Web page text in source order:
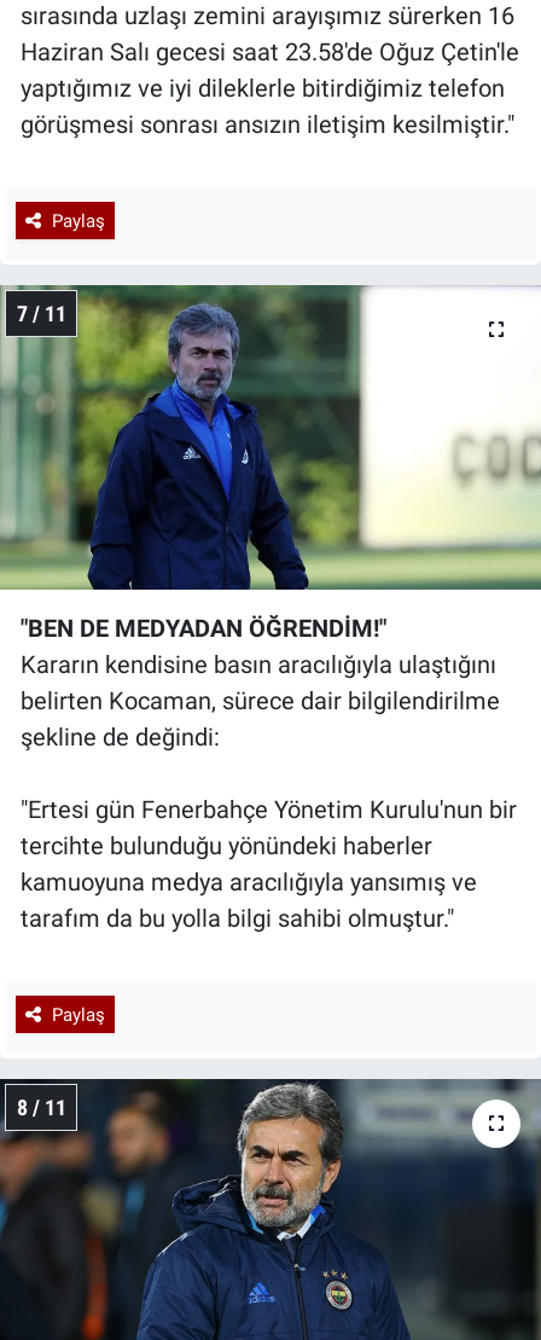
sırasında uzlaşı zemini arayışımız sürerken 16
Haziran Salı gecesi saat 23.58'de Oğuz Çetin'le
yaptığımız ve iyi dileklerle bitirdiğimiz telefon
görüşmesi sonrası ansızın iletişim kesilmiştir."
Paylaş
7 / 11
"BEN DE MEDYADAN ÖĞRENDİM!"
Kararın kendisine basın aracılığıyla ulaştığını
belirten Kocaman, sürece dair bilgilendirilme
şekline de değindi:
"Ertesi gün Fenerbahçe Yönetim Kurulu'nun bir
tercihte bulunduğu yönündeki haberler
kamuoyuna medya aracılığıyla yansımış ve
tarafım da bu yolla bilgi sahibi olmuştur."
Paylaş
8 / 11